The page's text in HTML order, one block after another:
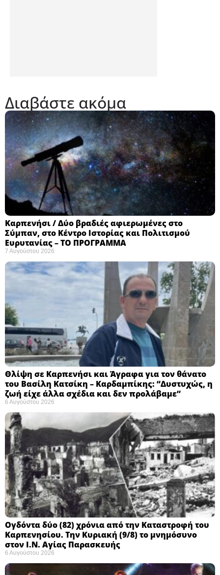
Διαβάστε ακόμα
Καρπενήσι / Δύο βραδιές αφιερωμένες στο
Σύμπαν, στο Κέντρο Ιστορίας και Πολιτισμού
Ευρυτανίας – ΤΟ ΠΡΟΓΡΑΜΜΑ
7 Αυγούστου 2026
Θλίψη σε Καρπενήσι και Άγραφα για τον θάνατο
του Βασίλη Κατσίκη – Καρδαμπίκης: “Δυστυχώς, η
ζωή είχε άλλα σχέδια και δεν προλάβαμε”
6 Αυγούστου 2026
Ογδόντα δύο (82) χρόνια από την Καταστροφή του
Καρπενησίου. Την Κυριακή (9/8) το μνημόσυνο
στον Ι.Ν. Αγίας Παρασκευής
6 Αυγούστου 2026